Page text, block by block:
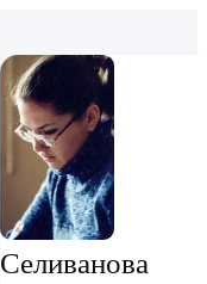
Селиванова